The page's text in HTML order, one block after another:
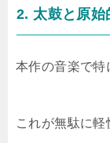
2. 太鼓と原
本作の音楽で特
これが無駄に軽